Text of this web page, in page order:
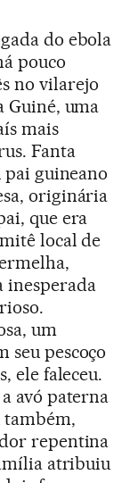
do ebola
pouco
no vilarejo
Guiné, uma
mais
Fanta
guineano
originária
que era
local de
inesperada
um
seu pescoço
ele faleceu.
avó paterna
repentina
atribuiu